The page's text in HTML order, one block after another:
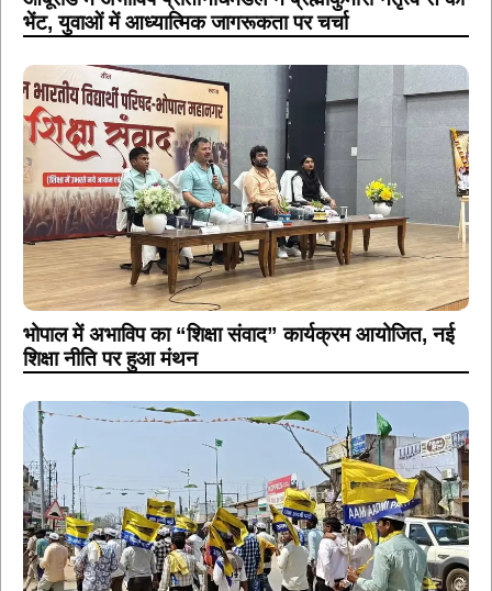
भेंट, युवाओं में आध्यात्मिक जागरूकता पर चर्चा
भोपाल में अभाविप का “शिक्षा संवाद” कार्यक्रम आयोजित, नई
शिक्षा नीति पर हुआ मंथन